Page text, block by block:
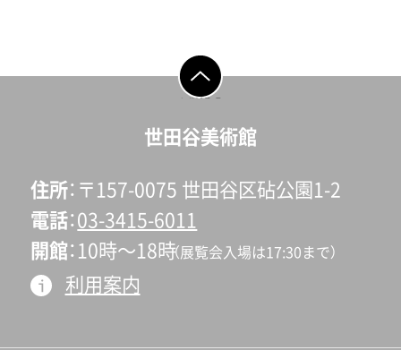
ページの先頭へ戻
世田谷美術館
住所 〒157-0075 世田谷区砧公園1-2
電話 03-3415-6011
開館 10時〜18時（展覧会入場は17:30まで）
利用案内